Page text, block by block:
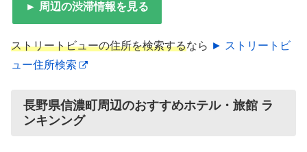
► 周辺の渋滞情報を見る
ストリートビューの住所を検索するなら ► ストリートビ
ュー住所検索
長野県信濃町周辺のおすすめホテル・旅館 ラ
ンキンング